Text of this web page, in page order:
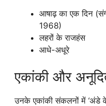
आषाढ़ का एक दिन
1968)
लहरों के राजहंस
आधे-अधूरे
एकांकी और
उनके एकांकी संकलनों में ‘अंडे